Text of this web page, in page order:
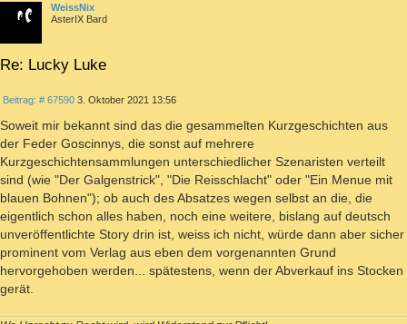
WeissNix
AsterIX Bard
Re: Lucky Luke
Beitrag: # 67590Beitrag
3. Oktober 2021 13:56
Soweit mir bekannt sind das die gesammelten Kurzgeschichten aus
der Feder Goscinnys, die sonst auf mehrere
Kurzgeschichtensammlungen unterschiedlicher Szenaristen verteilt
sind (wie "Der Galgenstrick", "Die Reisschlacht" oder "Ein Menue mit
blauen Bohnen"); ob auch des Absatzes wegen selbst an die, die
eigentlich schon alles haben, noch eine weitere, bislang auf deutsch
unveröffentlichte Story drin ist, weiss ich nicht, würde dann aber sicher
prominent vom Verlag aus eben dem vorgenannten Grund
hervorgehoben werden... spätestens, wenn der Abverkauf ins Stocken
gerät.